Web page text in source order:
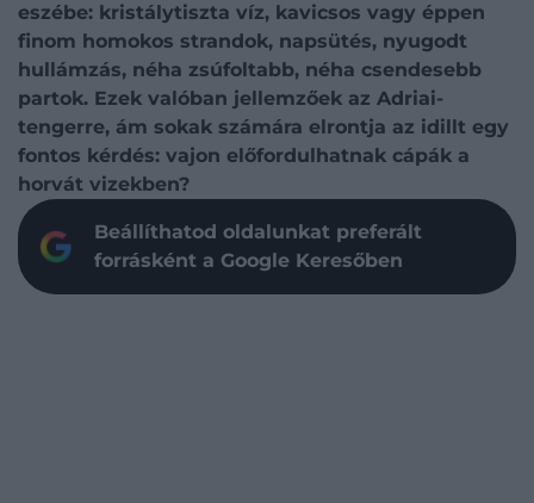
eszébe: kristálytiszta víz, kavicsos vagy éppen
finom homokos strandok, napsütés, nyugodt
hullámzás, néha zsúfoltabb, néha csendesebb
partok. Ezek valóban jellemzőek az Adriai-
tengerre, ám sokak számára elrontja az idillt egy
fontos kérdés: vajon előfordulhatnak cápák a
horvát vizekben?
Beállíthatod oldalunkat preferált
forrásként a Google Keresőben